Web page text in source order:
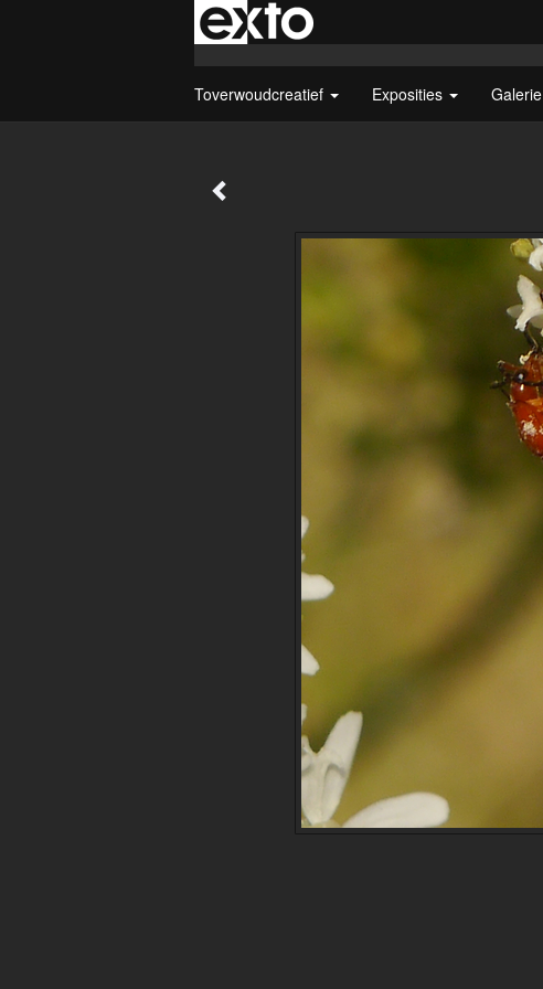
Toverwoudcreatief Exposities Galerie